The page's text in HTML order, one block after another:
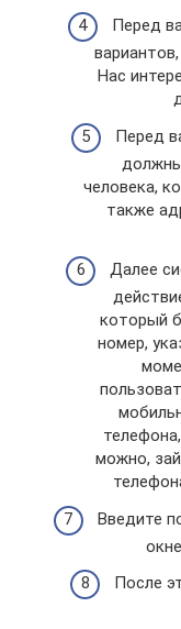
Перед
Нас
Перед
человека,
также
Далее
который
номер,
можно,
Введите
После